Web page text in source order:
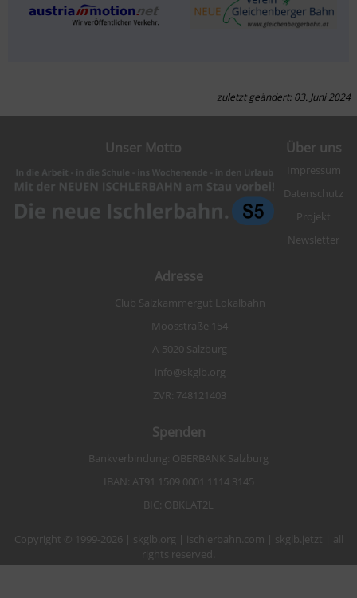
zuletzt geändert: 03. Juni 2024
Unser Motto Über uns
Impressum
Datenschutz
Projekt
Newsletter
Adresse
Club Salzkammergut Lokalbahn
Moosstraße 154
A-5020 Salzburg
info@skglb.org
ZVR: 748121403
Spenden
Bankverbindung: OBERBANK Salzburg
IBAN: AT91 1509 0001 1114 3145
BIC: OBKLAT2L
Copyright © 1999-2026 | skglb.org | ischlerbahn.com | skglb.jetzt | all
rights reserved.